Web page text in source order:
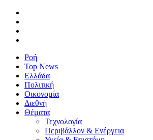
Ροή
Top News
Ελλάδα
Πολιτική
Οικονομία
Διεθνή
Θέματα
Τεχνολογία
Περιβάλλον & Ενέργεια